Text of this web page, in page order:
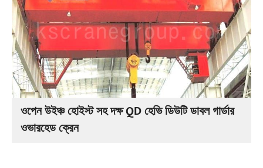
ওপেন উইঞ্চ হোইস্ট সহ দক্ষ QD হেভি ডিউটি ডাবল গার্ডার
ওভারহেড ক্রেন